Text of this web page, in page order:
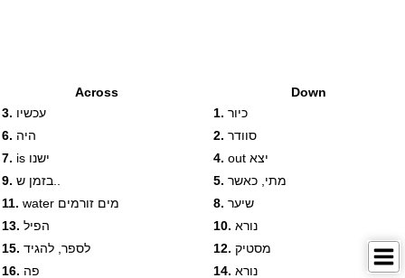
Across
3. עכשיו
6. היה
7.
is ישנו
9.
11.
water מים זורמים
13. הפיל
15. לספר, להגיד
16. פה
Down
1. כיור
2. סוודר
4.
out יצא
5. מתי, כאשר
8. שיער
10. נורא
12. מסטיק
14. נורא